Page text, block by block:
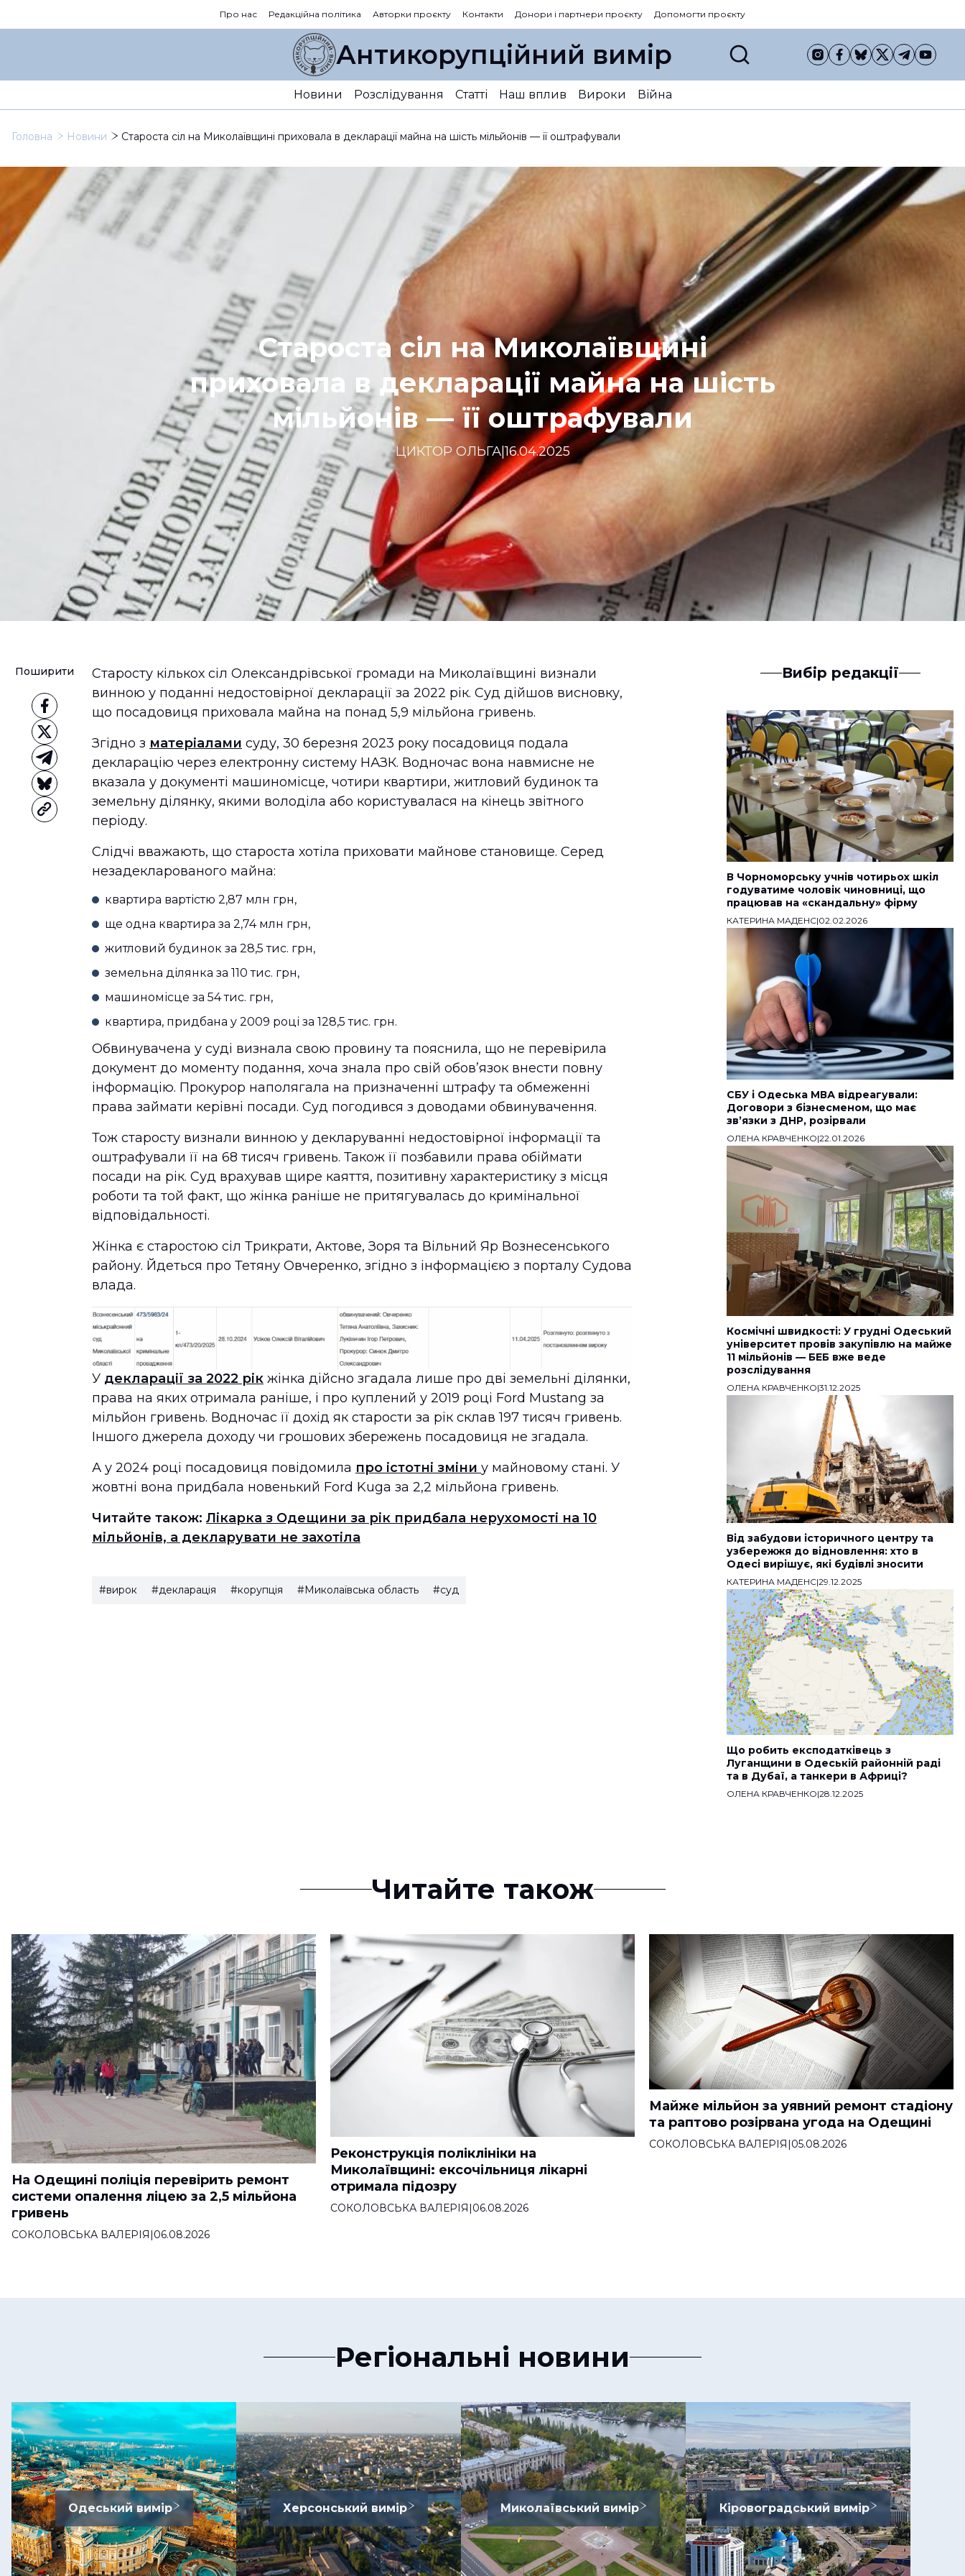
Про нас Редакційна політика Авторки проєкту Контакти Донори і партнери проєкту Допомогти проєкту
Антикорупційний вимір
Новини Розслідування Статті Наш вплив Вироки Війна
Головна Новини Староста сіл на Миколаївщині приховала в декларації майна на шість мільйонів — її оштрафували
Староста сіл на Миколаївщині
приховала в декларації майна на шість
мільйонів — її оштрафували
ЦИКТОР ОЛЬГА|16.04.2025
Поширити
Старосту кількох сіл Олександрівської громади на Миколаївщині визнали
винною у поданні недостовірної декларації за 2022 рік. Суд дійшов висновку,
що посадовиця приховала майна на понад 5,9 мільйона гривень.
Згідно з матеріалами суду, 30 березня 2023 року посадовиця подала
декларацію через електронну систему НАЗК. Водночас вона навмисне не
вказала у документі машиномісце, чотири квартири, житловий будинок та
земельну ділянку, якими володіла або користувалася на кінець звітного
періоду.
Слідчі вважають, що староста хотіла приховати майнове становище. Серед
незадекларованого майна:
квартира вартістю 2,87 млн грн,
ще одна квартира за 2,74 млн грн,
житловий будинок за 28,5 тис. грн,
земельна ділянка за 110 тис. грн,
машиномісце за 54 тис. грн,
квартира, придбана у 2009 році за 128,5 тис. грн.
Обвинувачена у суді визнала свою провину та пояснила, що не перевірила
документ до моменту подання, хоча знала про свій обов’язок внести повну
інформацію. Прокурор наполягала на призначенні штрафу та обмеженні
права займати керівні посади. Суд погодився з доводами обвинувачення.
Тож старосту визнали винною у декларуванні недостовірної інформації та
оштрафували її на 68 тисяч гривень. Також її позбавили права обіймати
посади на рік. Суд врахував щире каяття, позитивну характеристику з місця
роботи та той факт, що жінка раніше не притягувалась до кримінальної
відповідальності.
Жінка є старостою сіл Трикрати, Актове, Зоря та Вільний Яр Вознесенського
району. Йдеться про Тетяну Овчеренко, згідно з інформацією з порталу Судова
влада.
У декларації за 2022 рік жінка дійсно згадала лише про дві земельні ділянки,
права на яких отримала раніше, і про куплений у 2019 році Ford Mustang за
мільйон гривень. Водночас її дохід як старости за рік склав 197 тисяч гривень.
Іншого джерела доходу чи грошових збережень посадовиця не згадала.
А у 2024 році посадовиця повідомила про істотні зміни у майновому стані. У
жовтні вона придбала новенький Ford Kuga за 2,2 мільйона гривень.
Читайте також: Лікарка з Одещини за рік придбала нерухомості на 10
мільйонів, а декларувати не захотіла
#вирок #декларація #корупція #Миколаївська область #суд
Вибір редакції
В Чорноморську учнів чотирьох шкіл
годуватиме чоловік чиновниці, що
працював на «скандальну» фірму
КАТЕРИНА МАДЕНС|02.02.2026
СБУ і Одеська МВА відреагували:
Договори з бізнесменом, що має
звʼязки з ДНР, розірвали
ОЛЕНА КРАВЧЕНКО|22.01.2026
Космічні швидкості: У грудні Одеський
університет провів закупівлю на майже
11 мільйонів — БЕБ вже веде
розслідування
ОЛЕНА КРАВЧЕНКО|31.12.2025
Від забудови історичного центру та
узбережжя до відновлення: хто в
Одесі вирішує, які будівлі зносити
КАТЕРИНА МАДЕНС|29.12.2025
Що робить експодатківець з
Луганщини в Одеській районній раді
та в Дубаї, а танкери в Африці?
ОЛЕНА КРАВЧЕНКО|28.12.2025
Читайте також
На Одещині поліція перевірить ремонт
системи опалення ліцею за 2,5 мільйона
гривень
СОКОЛОВСЬКА ВАЛЕРІЯ|06.08.2026
Реконструкція поліклініки на
Миколаївщині: ексочільниця лікарні
отримала підозру
СОКОЛОВСЬКА ВАЛЕРІЯ|06.08.2026
Майже мільйон за уявний ремонт стадіону
та раптово розірвана угода на Одещині
СОКОЛОВСЬКА ВАЛЕРІЯ|05.08.2026
Регіональні новини
Одеський вимір Херсонський вимір Миколаївський вимір Кіровоградський вимір